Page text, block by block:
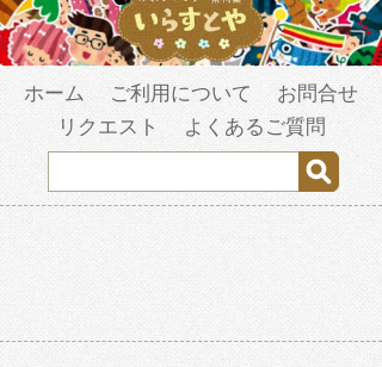
ホーム ご利用について
お問合せ
リクエスト
よくあるご質問